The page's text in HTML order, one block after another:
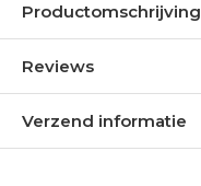
Productomschrijving
Reviews
Verzend informatie